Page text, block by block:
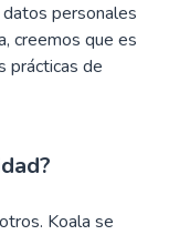
personales
creemos que es
prácticas de
Koala se